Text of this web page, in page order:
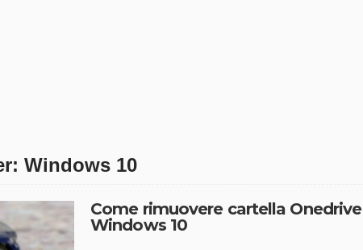
Windows 10
Come rimuovere cartella Onedrive
Windows 10